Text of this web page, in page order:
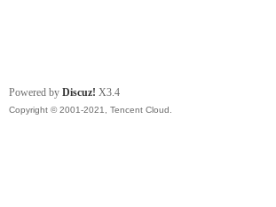
Powered by Discuz! X3.4
Copyright © 2001-2021, Tencent Cloud.